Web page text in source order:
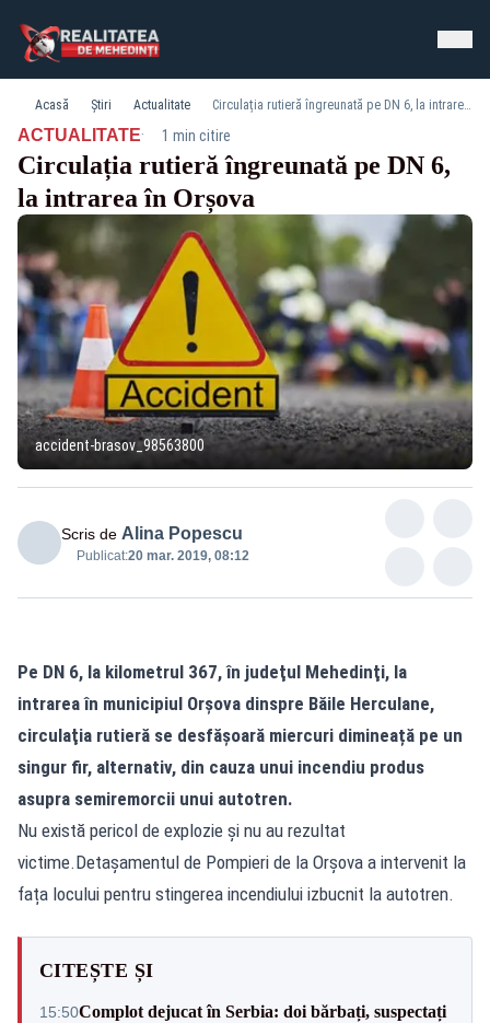
Acasă Știri Actualitate Circulația rutieră îngreunată pe DN 6, la intrarea în Orșova
ACTUALITATE· 1 min citire
Circulația rutieră îngreunată pe DN 6,
la intrarea în Orșova
accident-brasov_98563800
Scris de Alina Popescu
Publicat:20 mar. 2019, 08:12
Pe DN 6, la kilometrul 367, în judeţul Mehedinţi, la
intrarea în municipiul Orşova dinspre Băile Herculane,
circulaţia rutieră se desfăşoară miercuri dimineață pe un
singur fir, alternativ, din cauza unui incendiu produs
asupra semiremorcii unui autotren.
Nu există pericol de explozie şi nu au rezultat
victime.Detașamentul de Pompieri de la Orșova a intervenit la
fața locului pentru stingerea incendiului izbucnit la autotren.
CITEȘTE ȘI
15:50Complot dejucat în Serbia: doi bărbați, suspectați